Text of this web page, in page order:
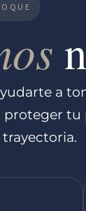
a
proteger